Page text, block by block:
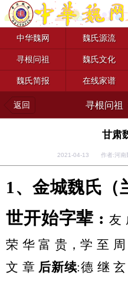
中华魏网 魏氏源流
寻根问祖 魏氏文化
魏氏简报 在线家谱
返回 寻根问祖
甘肃
2021-04-13 作者:河南
1、金城魏氏（
世开始字辈 :友
荣 华 富 贵，学 至 周
文 章 后新续:德 继